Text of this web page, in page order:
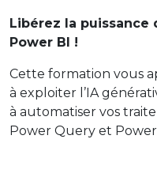
Libérez la puissance
Power BI !
Cette formation vous
à exploiter l’IA
à automatiser vos
Power Query et